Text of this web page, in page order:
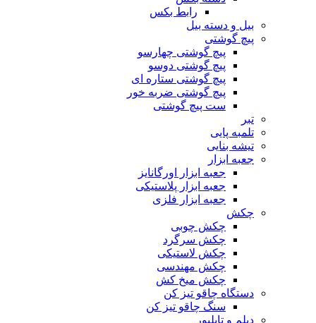
رابط بکس
بیل و دسته بیل
پیچ گوشتی
پیچ گوشتی چهارسو
پیچ گوشتی دوسو
پیچ گوشتی ستاره‌ ای
پیچ گوشتی ضربه خور
ست پیچ گوشتی
تبر
تلمبه پایی
تیشه بنایی
جعبه ابزار
جعبه ابزار اورگانایز
جعبه ابزار پلاستیکی
جعبه ابزار فلزی
چکش
چکش چوبی
چکش سرگرد
چکش لاستیکی
چکش مهندسی
چکش میخ کش
دستگاه چاقو تیز کن
سنگ چاقو تیز کن
دیلم و تایلیور